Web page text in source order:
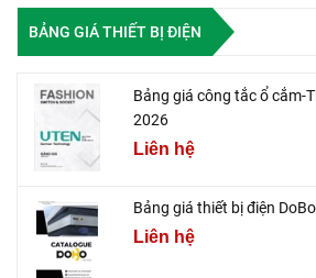
BẢNG GIÁ THIẾT BỊ ĐIỆN
Bảng giá công tắc ổ cắm-
2026
Liên hệ
Bảng giá thiết bị điện
Liên hệ